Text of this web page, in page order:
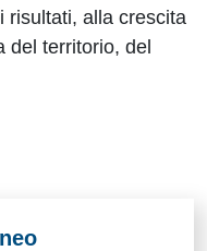
risultati, alla crescita
del territorio, del